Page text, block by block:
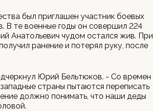
был приглашен участник боевых
В те военные годы он совершил 224
Анатольевич чудом остался жив. При
ранение и потерял руку, после
Юрий Бельтюков. - Со времен
страны пытаются переписать
должно понимать, что наши деды